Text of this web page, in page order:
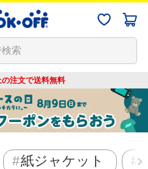
注文で送料無料
紙ジャケット